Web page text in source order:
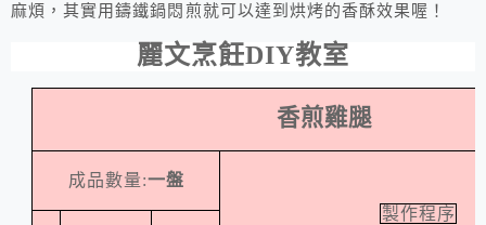
麻煩，其實用鑄鐵鍋悶煎就可以達到烘烤的香酥效果喔！
麗文烹飪DIY教室
香煎雞腿
成品數量:一盤
製作程序